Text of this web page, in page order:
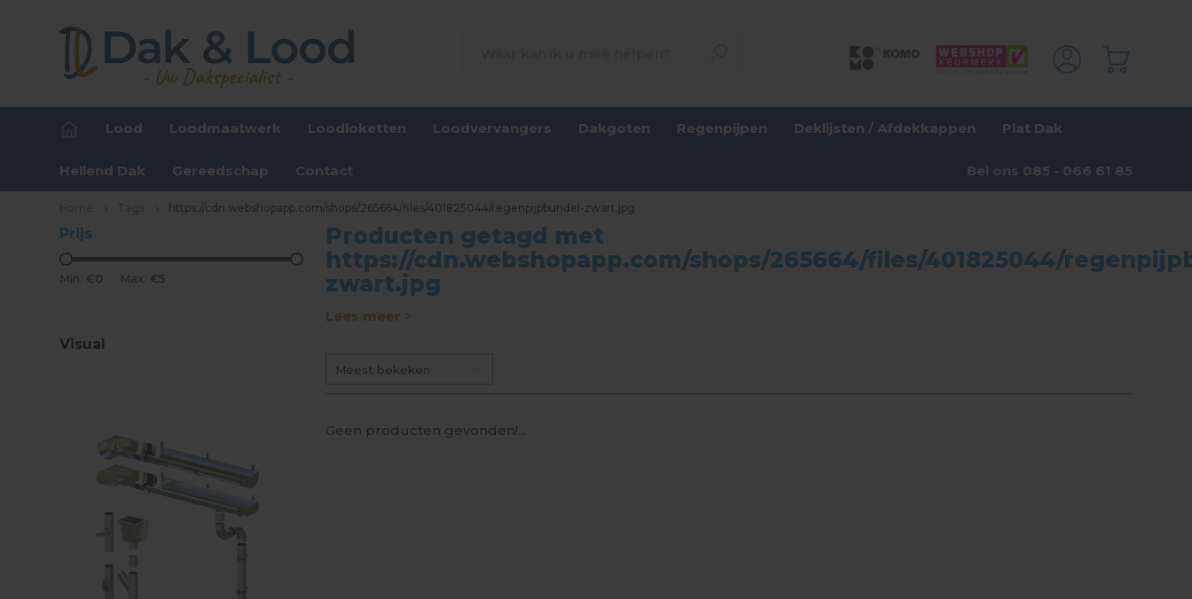
Lood Loodmaatwerk Loodloketten Loodvervangers Dakgoten Regenpijpen Deklijsten / Afdekkappen Plat Dak
Hellend Dak Gereedschap Contact Bel ons 085 - 066 61 85
https://cdn.webshopapp.com/shops/265664/files/401825044/regenpijpbundel-zwart.jpg
Prijs
Min: €0 Max: €5
Visual
Producten getagd met
https://cdn.webshopapp.com/shops/265664/files/401825044/
zwart.jpg
Lees meer >
Meest bekeken
Geen producten gevonden!...